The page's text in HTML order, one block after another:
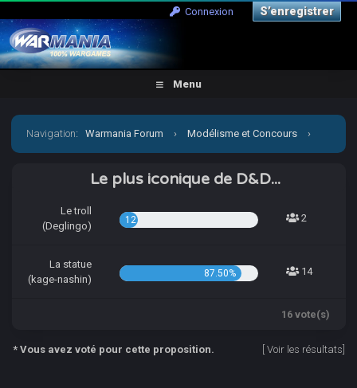
Connexion S’enregistrer
Menu
Navigation:Warmania Forum › Modélisme et Concours ›
Concours & défis [CCCP] Pas de repos pour kage-nashin
Le plus iconique de D&D...
Le troll
(Deglingo)
12.50% 2
La statue
(kage-nashin)
87.50% 14
16 vote(s)
* Vous avez voté pour cette proposition. Voir les résultats